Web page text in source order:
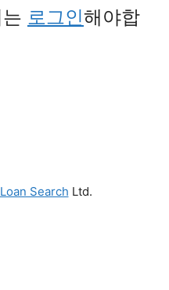
로그인해야합
Loan Search Ltd.